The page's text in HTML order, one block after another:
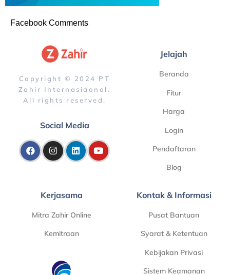
Facebook Comments
Copyright © 2024 PT
Zahir Internasiaonal.
All rights reserved.
Social Media
Jelajah
Beranda
Fitur
Harga
Login
Pendaftaran
Blog
Kerjasama
Mitra Zahir Online
Kemitraan
Kontak & Informasi
Pusat Bantuan
Syarat & Ketentuan
Kebijakan Privasi
Sistem Keamanan